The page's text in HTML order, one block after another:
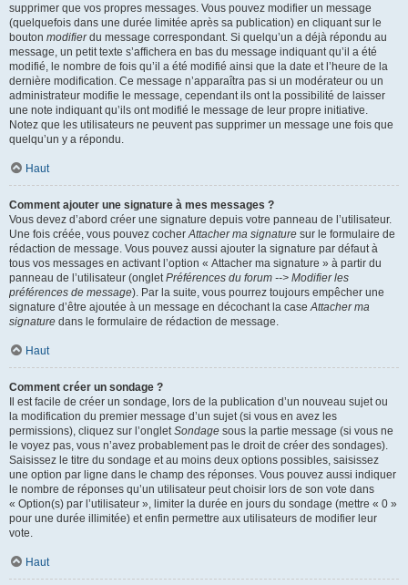
supprimer que vos propres messages. Vous pouvez modifier un message
(quelquefois dans une durée limitée après sa publication) en cliquant sur le
bouton modifierdu message correspondant. Si quelqu’un a déjà répondu au
message, un petit texte s’affichera en bas du message indiquant qu’il a été
modifié, le nombre de fois qu’il a été modifié ainsi que la date et l’heure de la
dernière modification. Ce message n’apparaîtra pas si un modérateur ou un
administrateur modifie le message, cependant ils ont la possibilité de laisser
une note indiquant qu’ils ont modifié le message de leur propre initiative.
Notez que les utilisateurs ne peuvent pas supprimer un message une fois que
quelqu’un y a répondu.
Haut
Comment ajouter une signature à mes messages ?
Vous devez d’abord créer une signature depuis votre panneau de l’utilisateur.
Une fois créée, vous pouvez cocherAttacher ma signature sur le formulaire de
rédaction de message. Vous pouvez aussi ajouter la signature par défaut à
tous vos messages en activant l’option « Attacher ma signature » à partir du
panneau de l’utilisateur (ongletPréférences du forum --> Modifier les
préférences de message). Par la suite, vous pourrez toujours empêcher une
signature d’être ajoutée à un message en décochant la caseAttacher ma
signature dans le formulaire de rédaction de message.
Haut
Comment créer un sondage ?
Il est facile de créer un sondage, lors de la publication d’un nouveau sujet ou
la modification du premier message d’un sujet (si vous en avez les
permissions), cliquez sur l’ongletSondage sous la partie message (si vous ne
le voyez pas, vous n’avez probablement pas le droit de créer des sondages).
Saisissez le titre du sondage et au moins deux options possibles, saisissez
une option par ligne dans le champ des réponses. Vous pouvez aussi indiquer
le nombre de réponses qu’un utilisateur peut choisir lors de son vote dans
« Option(s) par l’utilisateur », limiter la durée en jours du sondage (mettre « 0 »
pour une durée illimitée) et enfin permettre aux utilisateurs de modifier leur
vote.
Haut